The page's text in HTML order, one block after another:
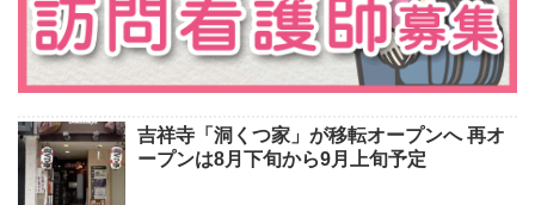
吉祥寺「洞くつ家」が移転オープンへ 再オ
ープンは8月下旬から9月上旬予定